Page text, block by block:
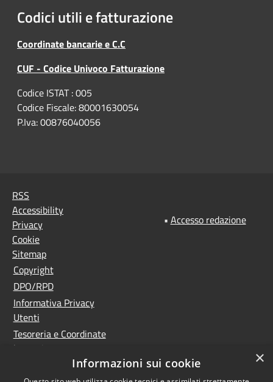
Codici utili e fatturazione
Coordinate bancarie e C.C
CUF - Codice Univoco Fatturazione
Codice ISTAT : 005
Codice Fiscale: 80001630054
P.Iva: 00876040056
RSS
Accessibility
Privacy
Cookie
Sitemap
Copyright
DPO/RPD
Informativa Privacy
Utenti
Tesoreria e Coordinate
bancarie
Controlla la tua posta
• Accesso redazione
×
Informazioni sui cookie